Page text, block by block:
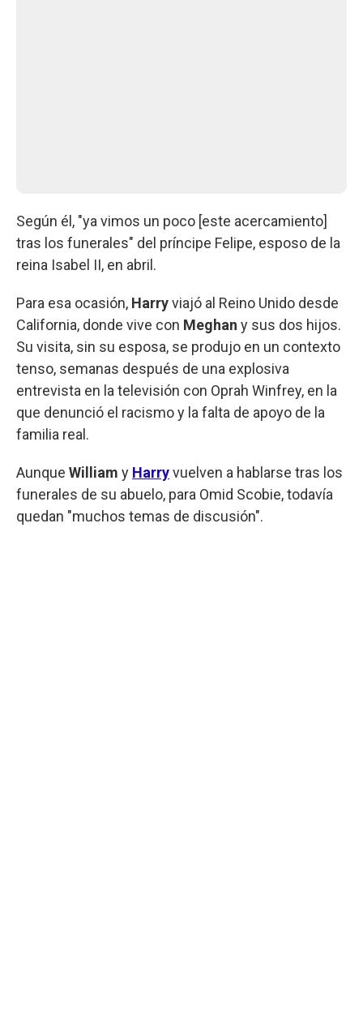
Según él, "ya vimos un poco [este acercamiento]
tras los funerales" del príncipe Felipe, esposo de la
reina Isabel II, en abril.
Para esa ocasión, Harryviajó al Reino Unido desde
California, donde vive con Meghan y sus dos hijos.
Su visita, sin su esposa, se produjo en un contexto
tenso, semanas después de una explosiva
entrevista en la televisión con Oprah Winfrey, en la
que denunció el racismo y la falta de apoyo de la
familia real.
Aunque William y Harryvuelven a hablarse tras los
funerales de su abuelo, para Omid Scobie, todavía
quedan "muchos temas de discusión".